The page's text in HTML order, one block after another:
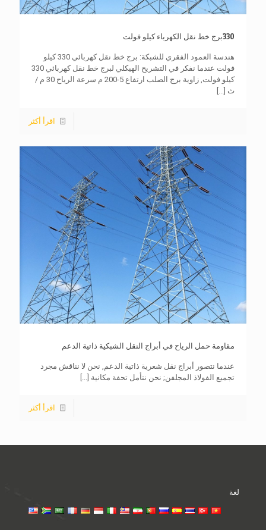
330برج خط نقل الكهرباء كيلو فولت
هندسة العمود الفقري للشبكة: برج خط نقل كهربائي 330 كيلو
فولت عندما نفكر في التشريح الهيكلي لبرج خط نقل كهربائي 330
كيلو فولت, زاوية برج الصلب ارتفاع 5-200 م سرعة الرياح 30 م /
ث [...]
اقرأ أكثر
مقاومة حمل الرياح في أبراج النقل الشبكية ذاتية الدعم
عندما نتصور أبراج نقل شعرية ذاتية الدعم, نحن لا نناقش مجرد
تجميع الفولاذ المجلفن; نحن نتأمل تحفة مكانية [...]
اقرأ أكثر
لغة